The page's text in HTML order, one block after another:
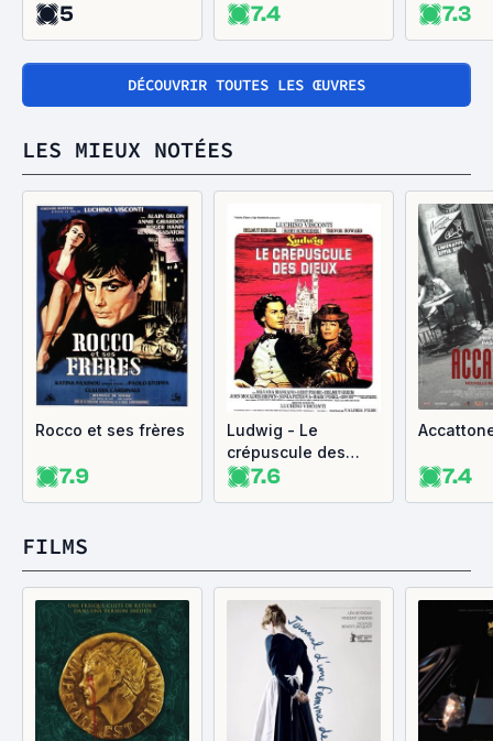
5 7.4 7.3
DÉCOUVRIR TOUTES LES ŒUVRES
LES MIEUX NOTÉES
Rocco et ses frères
7.9
Ludwig - Le
crépuscule des
Dieux
7.6 7.4
FILMS